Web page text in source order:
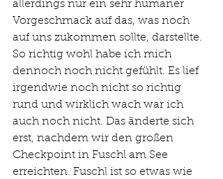
allerdings nur ein sehr humaner
Vorgeschmack auf das, was noch
auf uns zukommen sollte, darstellte.
So richtig wohl habe ich mich
dennoch noch nicht gefühlt. Es lief
irgendwie noch nicht so richtig
rund und wirklich wach war ich
auch noch nicht. Das änderte sich
erst, nachdem wir den großen
Checkpoint in Fuschl am See
erreichten. Fuschl ist so etwas wie